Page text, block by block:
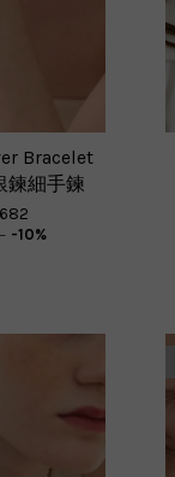
Bracelet
鍊細手鍊
-10%